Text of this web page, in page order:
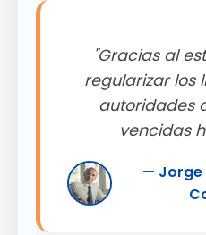
"Gracias al
regularizar los
autoridades
vencidas
— Jorge